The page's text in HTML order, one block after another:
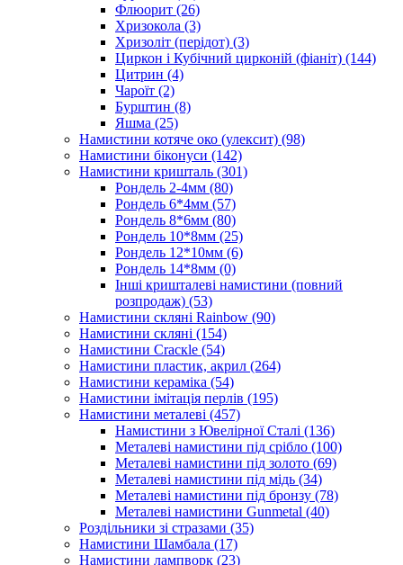
Флюорит (26)
Хризокола (3)
Хризоліт (перідот) (3)
Циркон і Кубічний цирконій (фіаніт) (144)
Цитрин (4)
Чароїт (2)
Бурштин (8)
Яшма (25)
Намистини котяче око (улексит) (98)
Намистини біконуси (142)
Намистини кришталь (301)
Рондель 2-4мм (80)
Рондель 6*4мм (57)
Рондель 8*6мм (80)
Рондель 10*8мм (25)
Рондель 12*10мм (6)
Рондель 14*8мм (0)
Інші кришталеві намистини (повний
розпродаж) (53)
Намистини скляні Rainbow (90)
Намистини скляні (154)
Намистини Cracкle (54)
Намистини пластик, акрил (264)
Намистини кераміка (54)
Намистини імітація перлів (195)
Намистини металеві (457)
Намистини з Ювелірної Сталі (136)
Металеві намистини під срібло (100)
Металеві намистини під золото (69)
Металеві намистини під мідь (34)
Металеві намистини під бронзу (78)
Металеві намистини Gunmetal (40)
Роздільники зі стразами (35)
Намистини Шамбала (17)
Намистини лампворк (23)